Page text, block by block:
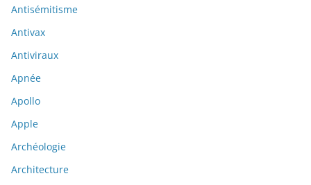
Antisémitisme
Antivax
Antiviraux
Apnée
Apollo
Apple
Archéologie
Architecture